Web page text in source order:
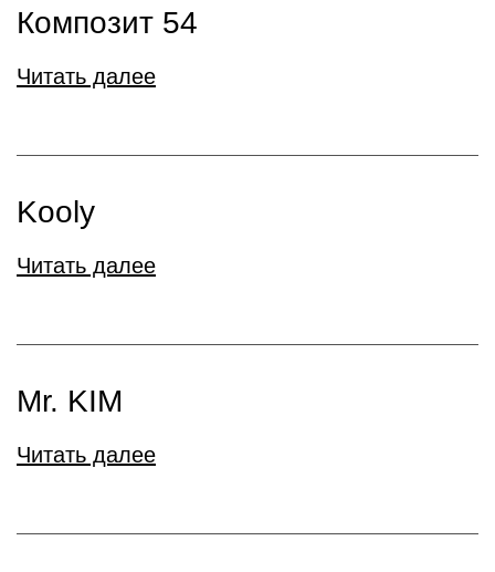
Композит 54
Читать далее
Kooly
Читать далее
Mr. KIM
Читать далее